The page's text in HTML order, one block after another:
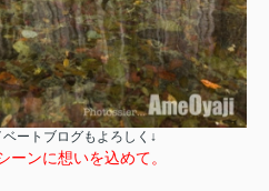
ートブログもよろしく↓
ーンに想いを込めて。